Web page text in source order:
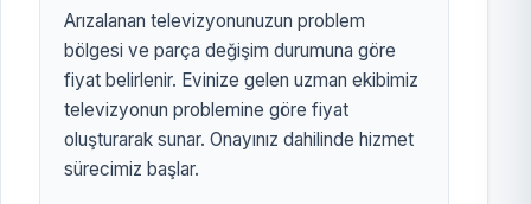
Arızalanan televizyonunuzun problem
bölgesi ve parça değişim durumuna göre
fiyat belirlenir. Evinize gelen uzman ekibimiz
televizyonun problemine göre fiyat
oluşturarak sunar. Onayınız dahilinde hizmet
sürecimiz başlar.